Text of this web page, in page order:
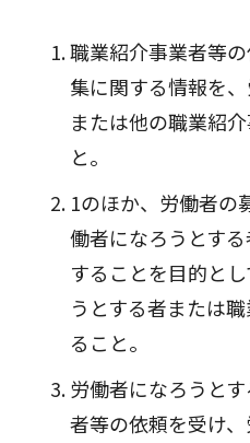
職業紹介事業者等
集に関する情報を
または他の職業紹
と。
1のほか、労働者の
働者になろうとす
することを目的と
うとする者または
ること。
労働者になろうと
者等の依頼を受け